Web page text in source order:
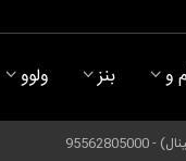
و بنز ولوو